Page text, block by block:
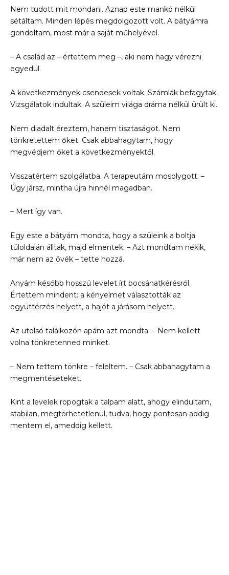
Nem tudott mit mondani. Aznap este mankó nélkül
sétáltam. Minden lépés megdolgozott volt. A bátyámra
gondoltam, most már a saját műhelyével.
– A család az – értettem meg –, aki nem hagy vérezni
egyedül.
A következmények csendesek voltak. Számlák befagytak.
Vizsgálatok indultak. A szüleim világa dráma nélkül ürült ki.
Nem diadalt éreztem, hanem tisztaságot. Nem
tönkretettem őket. Csak abbahagytam, hogy
megvédjem őket a következményektől.
Visszatértem szolgálatba. A terapeutám mosolygott. –
Úgy jársz, mintha újra hinnél magadban.
– Mert így van.
Egy este a bátyám mondta, hogy a szüleink a boltja
túloldalán álltak, majd elmentek. – Azt mondtam nekik,
már nem az övék – tette hozzá.
Anyám később hosszú levelet írt bocsánatkérésről.
Értettem mindent: a kényelmet választották az
együttérzés helyett, a hajót a járásom helyett.
Az utolsó találkozón apám azt mondta: – Nem kellett
volna tönkretenned minket.
– Nem tettem tönkre – feleltem. – Csak abbahagytam a
megmentéseteket.
Kint a levelek ropogtak a talpam alatt, ahogy elindultam,
stabilan, megtörhetetlenül, tudva, hogy pontosan addig
mentem el, ameddig kellett.